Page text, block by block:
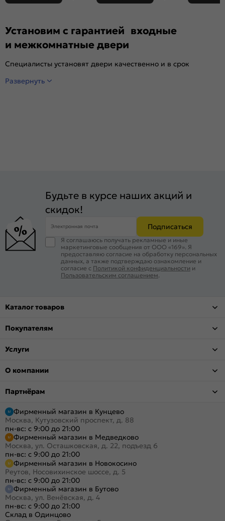
Установим с гарантией входные
и межкомнатные двери
Специалисты установят двери качественно и в срок
Развернуть
Будьте в курсе наших акций и
скидок!
Электронная почта Подписаться
Я соглашаюсь получать рекламные и иные
маркетинговые сообщения от ООО «169». Я
предоставляю согласие на обработку персональных
данных, а также подтверждаю ознакомление и
согласие с Политикой конфиденциальности и
Пользовательским соглашением
Каталог товаров
Покупателям
Услуги
О компании
Партнёрам
Фирменный магазин в Кунцево
Москва, Кутузовский проспект, д. 88
пн-вс: с 9:00 до 21:00
Фирменный магазин в Медведково
Москва, ул. Осташковская, д. 22, подъезд 6
пн-вс: с 9:00 до 21:00
Фирменный магазин в Новокосино
Реутов, Носовихинское шоссе, д. 5
пн-вс: с 9:00 до 21:00
Фирменный магазин в Бутово
Москва, ул. Венёвская, д. 4
пн-вс: с 9:00 до 21:00
Склад в Одинцово